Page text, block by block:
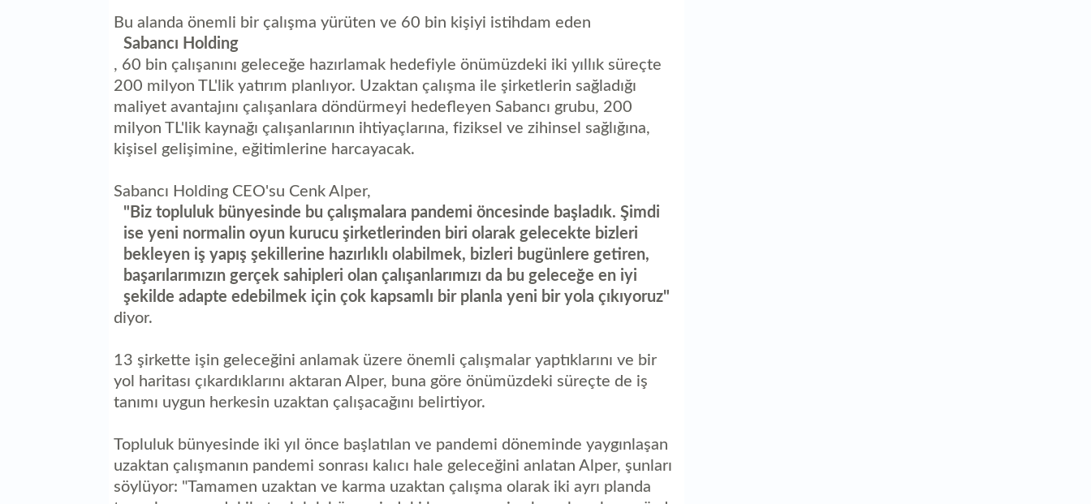
Bu alanda önemli bir çalışma yürüten ve 60 bin kişiyi istihdam eden
Sabancı Holding
, 60 bin çalışanını geleceğe hazırlamak hedefiyle önümüzdeki iki yıllık süreçte
200 milyon TL'lik yatırım planlıyor. Uzaktan çalışma ile şirketlerin sağladığı
maliyet avantajını çalışanlara döndürmeyi hedefleyen Sabancı grubu, 200
milyon TL'lik kaynağı çalışanlarının ihtiyaçlarına, fiziksel ve zihinsel sağlığına,
kişisel gelişimine, eğitimlerine harcayacak.
Sabancı Holding CEO'su Cenk Alper,
"Biz topluluk bünyesinde bu çalışmalara pandemi öncesinde başladık. Şimdi
ise yeni normalin oyun kurucu şirketlerinden biri olarak gelecekte bizleri
bekleyen iş yapış şekillerine hazırlıklı olabilmek, bizleri bugünlere getiren,
başarılarımızın gerçek sahipleri olan çalışanlarımızı da bu geleceğe en iyi
şekilde adapte edebilmek için çok kapsamlı bir planla yeni bir yola çıkıyoruz"
diyor.
13 şirkette işin geleceğini anlamak üzere önemli çalışmalar yaptıklarını ve bir
yol haritası çıkardıklarını aktaran Alper, buna göre önümüzdeki süreçte de iş
tanımı uygun herkesin uzaktan çalışacağını belirtiyor.
Topluluk bünyesinde iki yıl önce başlatılan ve pandemi döneminde yaygınlaşan
uzaktan çalışmanın pandemi sonrası kalıcı hale geleceğini anlatan Alper, şunları
söylüyor: "Tamamen uzaktan ve karma uzaktan çalışma olarak iki ayrı planda